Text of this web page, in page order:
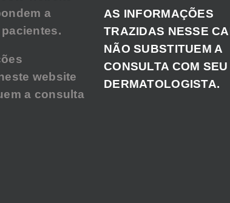
a
website
a consulta
AS INFORMAÇÕES
TRAZIDAS NESSE
NÃO SUBSTITUEM A
CONSULTA COM SEU
DERMATOLOGISTA.